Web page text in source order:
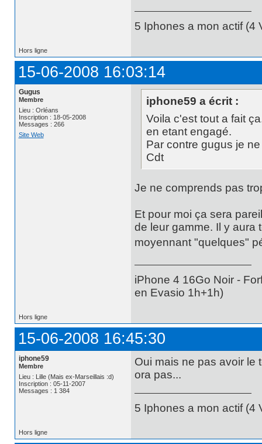
5 Iphones a mon actif (4
Hors ligne
15-06-2008 16:03:14
Gugus
Membre
Lieu : Orléans
Inscription : 18-05-2008
Messages : 266
Site Web
iphone59 a écrit :
Voila c'est tout a fait
en etant engagé.
Par contre gugus je
Cdt
Je ne comprends pas
Et pour moi ça sera
de leur gamme. Il y aura
moyennant "quelques"
iPhone 4 16Go Noir -
en Evasio 1h+1h)
Hors ligne
15-06-2008 16:45:30
iphone59
Membre
Lieu : Lille (Mais ex-Marseillais :d)
Inscription : 05-11-2007
Messages : 1 384
Oui mais ne pas avoir le
ora pas...
5 Iphones a mon actif (4
Hors ligne